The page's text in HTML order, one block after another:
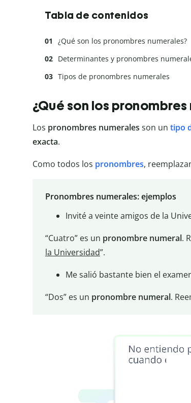
Tabla de contenidos
¿Qué son los pronombres numerales?
Determinantes y pronombres
Tipos de pronombres numerales
¿Qué son los
Los pronombres numerales son un tipo
exacta.
Como todos los pronombres,
Pronombres numerales: ejemplos
Invité a veinte amigos de la
“Cuatro” es un pronombre numeral.
la Universidad”.
Me salió bastante bien el
“Dos” es un pronombre numeral.